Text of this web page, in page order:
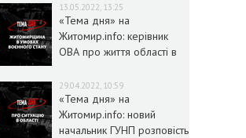
13.05.2022, 13:25
«Тема дня» на
Житомир.info: керівник
ОВА про життя області в
29.04.2022, 10:59
«Тема дня» на
Житомир.info: новий
начальник ГУНП розповість